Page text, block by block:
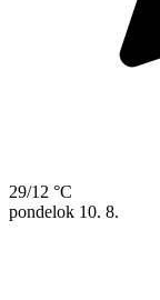
29/12 °C
pondelok 10. 8.